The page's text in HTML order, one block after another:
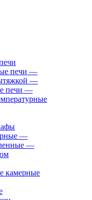
печи —
—
печи —
—
—
камерные